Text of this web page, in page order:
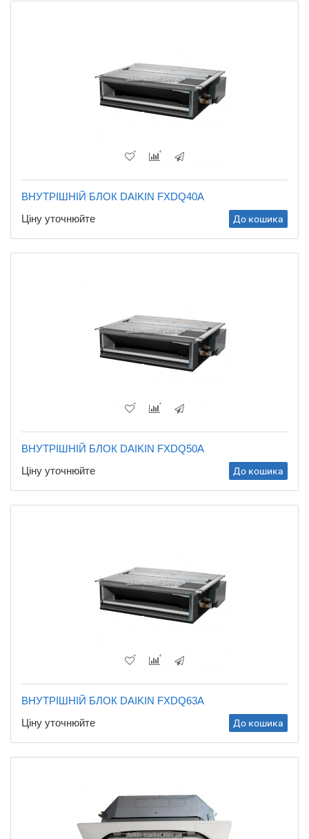
ВНУТРІШНІЙ БЛОК DAIKIN FXDQ40A
Ціну уточнюйте
До кошика
ВНУТРІШНІЙ БЛОК DAIKIN FXDQ50A
Ціну уточнюйте
До кошика
ВНУТРІШНІЙ БЛОК DAIKIN FXDQ63A
Ціну уточнюйте
До кошика